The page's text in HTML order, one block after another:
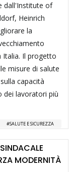
dall'Institute of
Heinrich
la
Italia. Il progetto
misure di salute
capacità
dei lavoratori più
SALUTE E SICUREZZA
MODERNITÀ